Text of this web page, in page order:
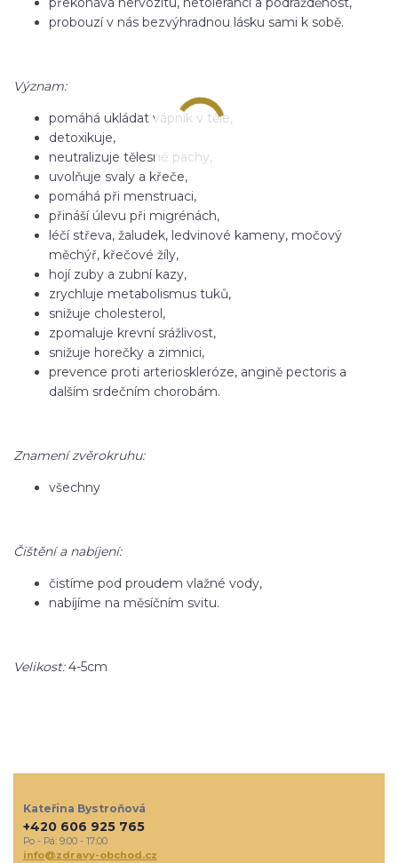
probouzí v nás bezvýhradnou lásku sami k sobě.
Význam:
pomáhá ukládat vápník v těle,
detoxikuje,
neutralizuje tělesné pachy,
uvolňuje svaly a křeče,
pomáhá při menstruaci,
přináší úlevu při migrénách,
léčí střeva, žaludek, ledvinové kameny, močový
měchýř, křečové žíly,
hojí zuby a zubní kazy,
zrychluje metabolismus tuků,
snižuje cholesterol,
zpomaluje krevní srážlivost,
snižuje horečky a zimnici,
prevence proti arterioskleróze, angině pectoris a
dalším srdečním chorobám.
Znamení zvěrokruhu:
všechny
Čištění a nabíjení:
čistíme pod proudem vlažné vody,
nabíjíme na měsíčním svitu.
Velikost:4-5cm
Kateřina Bystroňová
+420 606 925 765
Po - Pá: 9:00 - 17:00
info@zdravy-obchod.cz